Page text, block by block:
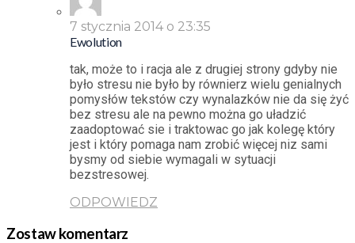
7 stycznia 2014 o 23:35
Ewolution
tak, może to i racja ale z drugiej strony gdyby nie
było stresu nie było by równierz wielu genialnych
pomysłów tekstów czy wynalazków nie da się żyć
bez stresu ale na pewno można go uładzić
zaadoptować sie i traktowac go jak kolegę który
jest i który pomaga nam zrobić więcej niz sami
bysmy od siebie wymagali w sytuacji
bezstresowej.
ODPOWIEDZ
Zostaw komentarz